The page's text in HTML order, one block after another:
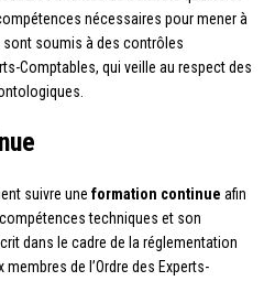
nécessaires pour mener à
sont soumis à des contrôles
Comptables, qui veille au respect des
suivre une formation continue afin
techniques et son
dans le cadre de la réglementation
de l’Ordre des Experts-